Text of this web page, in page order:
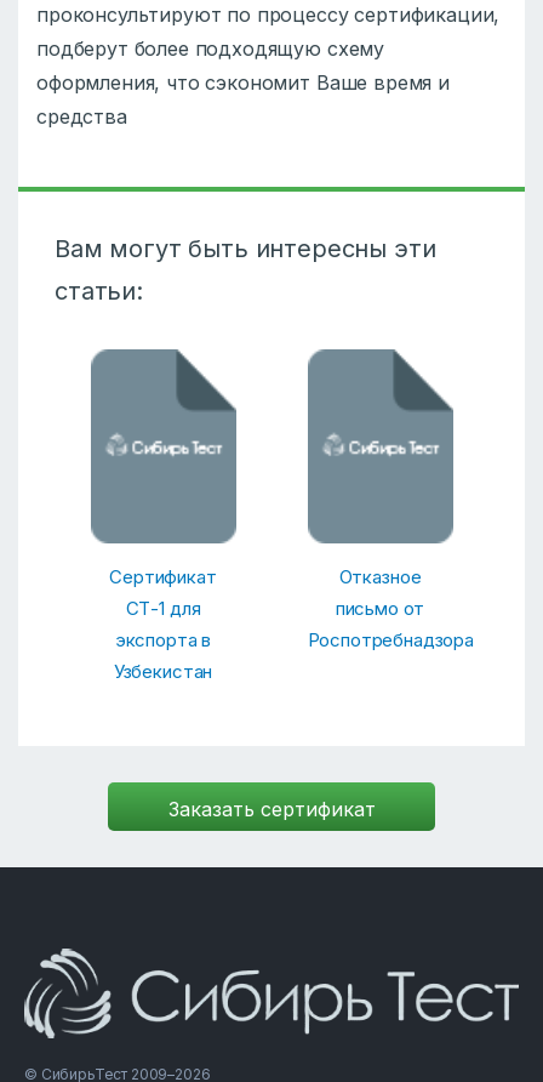
проконсультируют по процессу сертификации,
подберут более подходящую схему
оформления, что сэкономит Ваше время и
средства
Вам могут быть интересны эти
статьи:
Сертификат
СТ-1 для
экспорта в
Узбекистан
Отказное
письмо от
Роспотребнадзора
© СибирьТест 2009–2026